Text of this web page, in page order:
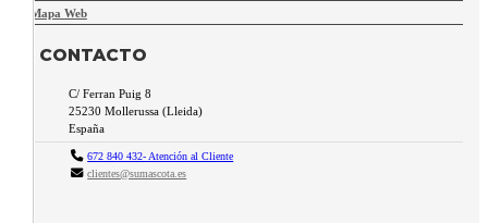
Mapa Web
CONTACTO
C/ Ferran Puig 8
25230 Mollerussa (Lleida)
España
672 840 432- Atención al Cliente
clientes@sumascota.es